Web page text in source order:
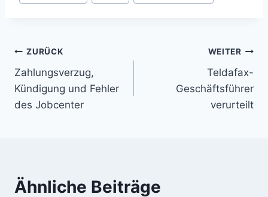
Beitragsnavigation
ZURÜCK
Zahlungsverzug,
Kündigung und Fehler
des Jobcenter
WEITER
Teldafax-
Geschäftsführer
verurteilt
Ähnliche Beiträge